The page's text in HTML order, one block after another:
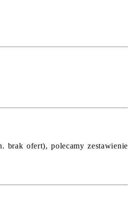
brak ofert), polecamy zestawienie